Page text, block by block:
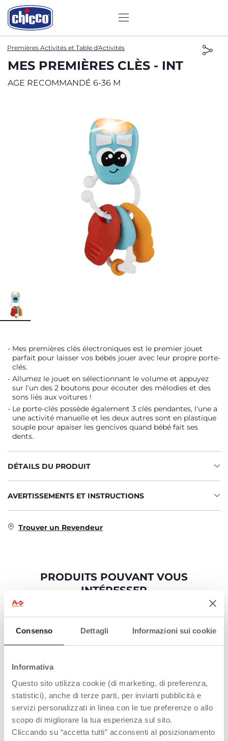
Consenso Dettagli Informazioni sui cookie
Informativa
Questo sito utilizza cookie (di marketing, di preferenza,
statistici), anche di terze parti, per inviarti pubblicità e
servizi personalizzati in linea con le tue preferenze o allo
scopo di migliorare la tua esperienza sul sito.
Cliccando su “accetta tutti” acconsenti al posizionamento
Premières Activités et Table d'Activités
MES PREMIÈRES CLÈS - INT
AGE RECOMMANDÉ 6-36 M
Mes premières clés électroniques est le premier jouet
parfait pour laisser vos bébés jouer avec leur propre porte-
clés.
Allumez le jouet en sélectionnant le volume et appuyez
sur l'un des 2 boutons pour écouter des mélodies et des
sons liés aux voitures !
Le porte-clés possède également 3 clés pendantes, l'une a
une activité manuelle et les deux autres sont en plastique
souple pour apaiser les gencives quand bébé fait ses
dents.
DÉTAILS DU PRODUIT
AVERTISSEMENTS ET INSTRUCTIONS
Trouver un Revendeur
PRODUITS POUVANT VOUS
INTÉRESSER
+ COULEURS
Weathy le nuage Mon premier Smartphone